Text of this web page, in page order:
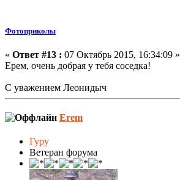
Фотоприколы
« Ответ #13 : 07 Октябрь 2015, 16:34:09 »
Ерем, очень добрая у тебя соседка!
С уважением Леонидыч
Erem
Гуру
Ветеран форума